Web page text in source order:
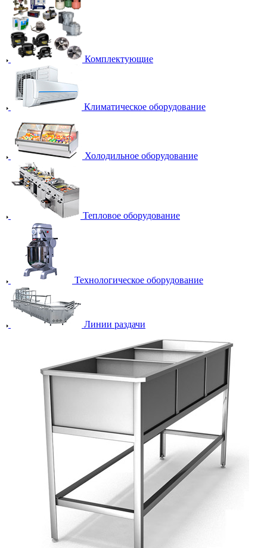
Комплектующие
Климатическое оборудование
Холодильное оборудование
Тепловое оборудование
Технологическое оборудование
Линии раздачи